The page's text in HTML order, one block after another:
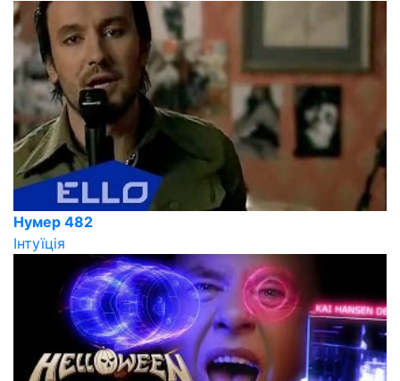
Нумер 482
Інтуїція